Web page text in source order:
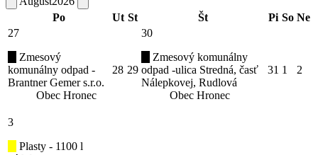
Po
Ut St Št Pi So Ne
27
Zmesový
komunálny odpad -
Brantner Gemer s.r.o.
Obec Hronec
28 29
30
Zmesový komunálny
odpad -ulica Stredná, časť
Nálepkovej, Rudlová
Obec Hronec
31 1 2
3
Plasty - 1100 l